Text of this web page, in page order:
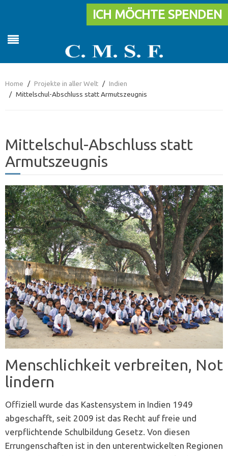
ICH MÖCHTE SPENDEN
Home Projekte in aller Welt
Indien
Mittelschul-Abschluss statt Armutszeugnis
Mittelschul-Abschluss statt
Armutszeugnis
Menschlichkeit ­verbreiten, Not
lindern
Offiziell wurde das Kastensystem in Indien 1949
abgeschafft, seit 2009 ist das Recht auf freie und
verpflichtende Schulbildung Gesetz. Von diesen
Errungenschaften ist in den unterentwickelten Regionen